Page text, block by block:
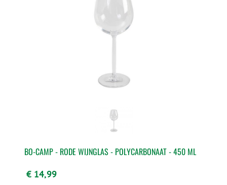
BO-CAMP - RODE WIJNGLAS - POLYCARBONAAT - 450 ML
€ 14,99